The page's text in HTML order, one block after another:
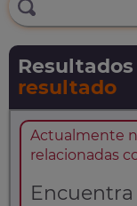
resultado
Actualmente
relacionadas